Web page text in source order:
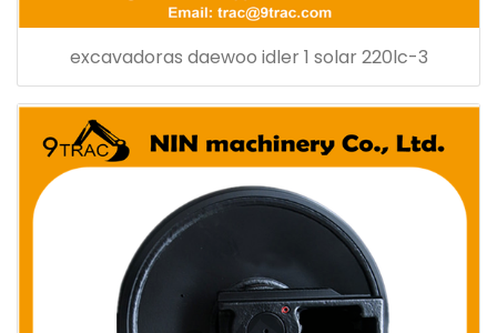
excavadoras daewoo idler 1 solar 220lc-3